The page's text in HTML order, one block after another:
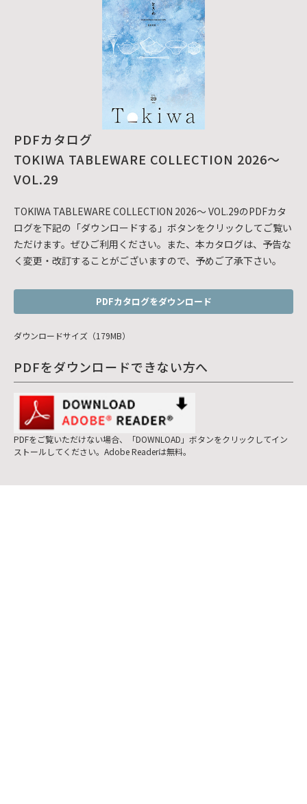
PDFカタログ
TOKIWA TABLEWARE COLLECTION 2026～
VOL.29
TOKIWA TABLEWARE COLLECTION 2026～ VOL.29のPDFカタ
ログを下記の「ダウンロードする」ボタンをクリックしてご覧い
ただけます。ぜひご利用ください。また、本カタログは、予告な
く変更・改訂することがございますので、予めご了承下さい。
PDFカタログをダウンロード
ダウンロードサイズ（179MB）
PDFをダウンロードできない方へ
PDFをご覧いただけない場合、「DOWNLOAD」ボタンをクリックしてイン
ストールしてください。Adobe Readerは無料。